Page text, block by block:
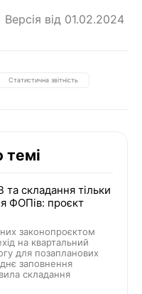
Версія від 01.02.2024
Статистична звітність
темі
та складання тільки
ФОПів: проєкт
законопроєктом
на квартальний
для позапланових
заповнення
складання